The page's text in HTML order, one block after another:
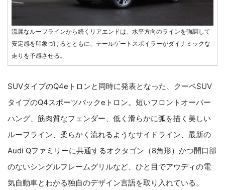
流麗なルーフラインから続くリアエンドは、水平方向のラインを強調して
安定感を印象づけるとともに、テールゲートスポイラーがダイナミックな
走りを予感させる。
SUVタイプのQ4eトロンと同時に発表となった、クーペSUV
タイプのQ4スポーツバックeトロン。短いフロントオーバー
ハング、筋肉質なフェンダー、低く滑らかに弧を描く美しい
ルーフライン、柔らかく流れるようなサイドライン、最新の
Audi Qファミリーに共通するオクタゴン（8角形）かつ開口部
のないシングルフレームグリルなど、ひと目でアウディの電
気自動車とわかる独自のデザイン言語を取り入れている。